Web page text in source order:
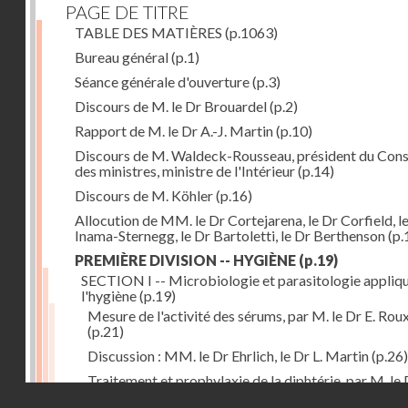
PAGE DE TITRE
TABLE DES MATIÈRES (p.1063)
Bureau général(p.1)
Séance générale d'ouverture(p.3)
Discours de M. le Dr Brouardel(p.2)
Rapport de M. le Dr A.-J. Martin(p.10)
Discours de M. Waldeck-Rousseau, président du
des ministres, ministre de l'Intérieur(p.14)
Discours de M. Köhler(p.16)
Allocution de MM. le Dr Cortejarena, le Dr Corfield,
Inama-Sternegg, le Dr Bartoletti, le Dr Berthenson
PREMIÈRE DIVISION -- HYGIÈNE (p.19)
SECTION I -- Microbiologie et parasitologie
l'hygiène(p.19)
Mesure de l'activité des sérums, par M. le Dr E.
(p.21)
Discussion : MM. le Dr Ehrlich, le Dr L. Martin(p.26)
Traitement et prophylaxie de la diphtérie, par M. le